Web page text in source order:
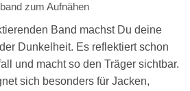
zum Aufnähen
Band machst Du deine
Dunkelheit. Es reflektiert schon
und macht so den Träger sichtbar.
sich besonders für Jacken,